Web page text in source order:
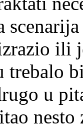
ili
trebalo
u